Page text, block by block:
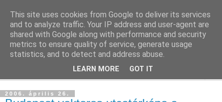
blog.sancho.hu
Egy techember blogja a mindennapok kütyüiről...
2006. április 26.
This site uses cookies from Google to deliver its services
and to analyze traffic. Your IP address and user-agent are
shared with Google along with performance and security
metrics to ensure quality of service, generate usage
statistics, and to detect and address abuse.
LEARN MORE GOT IT